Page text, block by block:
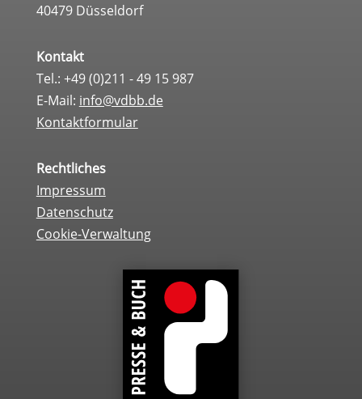
40479 Düsseldorf
Kontakt
Tel.: +49 (0)211 - 49 15 987
E-Mail: info@vdbb.de
Kontaktformular
Rechtliches
Impressum
Datenschutz
Cookie-Verwaltung